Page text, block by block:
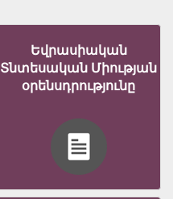
Եվրասիական
Տնտեսական Միության
օրենսդրությունը